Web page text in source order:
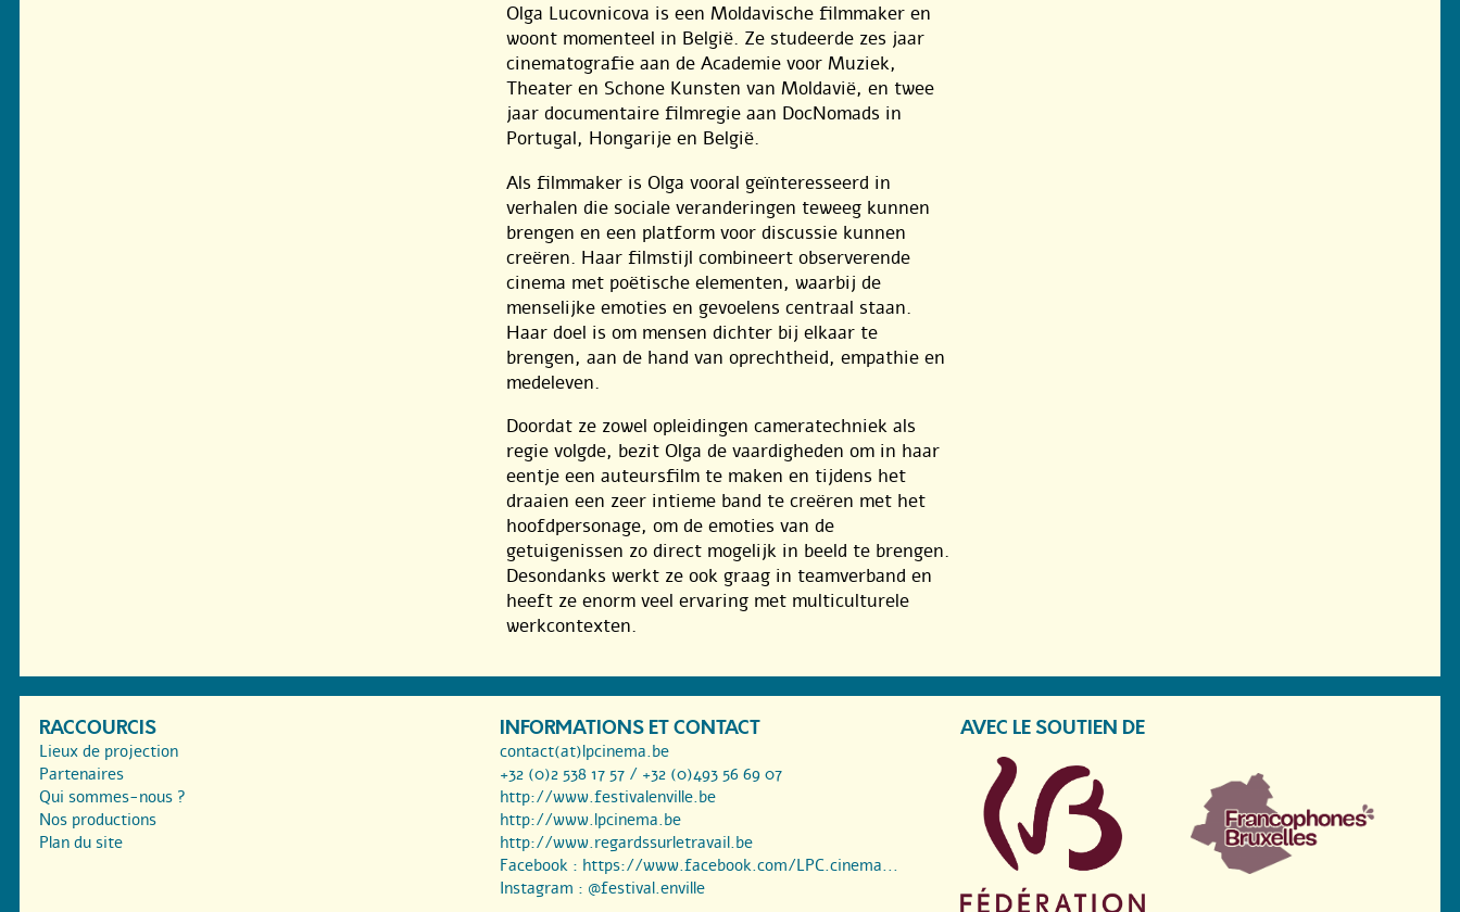
Olga Lucovnicova is een Moldavische filmmaker en
woont momenteel in België. Ze studeerde zes jaar
cinematografie aan de Academie voor Muziek,
Theater en Schone Kunsten van Moldavië, en twee
jaar documentaire filmregie aan DocNomads in
Portugal, Hongarije en België.
Als filmmaker is Olga vooral geïnteresseerd in
verhalen die sociale veranderingen teweeg kunnen
brengen en een platform voor discussie kunnen
creëren. Haar filmstijl combineert observerende
cinema met poëtische elementen, waarbij de
menselijke emoties en gevoelens centraal staan.
Haar doel is om mensen dichter bij elkaar te
brengen, aan de hand van oprechtheid, empathie en
medeleven.
Doordat ze zowel opleidingen cameratechniek als
regie volgde, bezit Olga de vaardigheden om in haar
eentje een auteursfilm te maken en tijdens het
draaien een zeer intieme band te creëren met het
hoofdpersonage, om de emoties van de
getuigenissen zo direct mogelijk in beeld te brengen.
Desondanks werkt ze ook graag in teamverband en
heeft ze enorm veel ervaring met multiculturele
werkcontexten.
RACCOURCIS
Lieux de projection
Partenaires
Qui sommes-nous ?
Nos productions
Plan du site
INFORMATIONS ET CONTACT
contact(at)lpcinema.be
+32 (0)2 538 17 57 / +32 (0)493 56 69 07
http://www.festivalenville.be
http://www.lpcinema.be
http://www.regardssurletravail.be
Facebook : https://www.facebook.com/LPC.cinema...
Instagram : @festival.enville
AVEC LE SOUTIEN DE